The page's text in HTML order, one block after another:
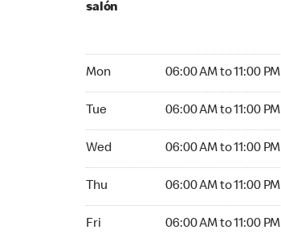
salón
Mon 06:00 AM to 11:00 PM
Tue 06:00 AM to 11:00 PM
Wed 06:00 AM to 11:00 PM
Thu 06:00 AM to 11:00 PM
Fri 06:00 AM to 11:00 PM